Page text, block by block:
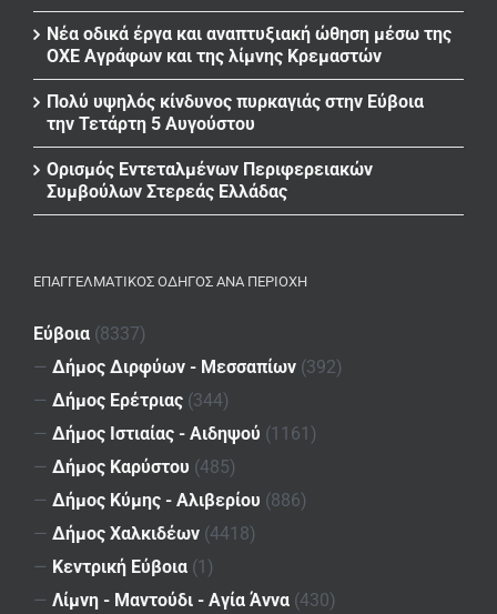
Νέα οδικά έργα και αναπτυξιακή ώθηση μέσω της
ΟΧΕ Αγράφων και της λίμνης Κρεμαστών
Πολύ υψηλός κίνδυνος πυρκαγιάς στην Εύβοια
την Τετάρτη 5 Αυγούστου
Ορισμός Εντεταλμένων Περιφερειακών
Συμβούλων Στερεάς Ελλάδας
ΕΠΑΓΓΕΛΜΑΤΙΚΌΣ ΟΔΗΓΌΣ ΑΝΆ ΠΕΡΙΟΧΉ
Εύβοια (8337)
— Δήμος Διρφύων - Μεσσαπίων (392)
— Δήμος Ερέτριας (344)
— Δήμος Ιστιαίας - Αιδηψού (1161)
— Δήμος Καρύστου (485)
— Δήμος Κύμης - Αλιβερίου (886)
— Δήμος Χαλκιδέων (4418)
— Κεντρική Εύβοια (1)
— Λίμνη - Μαντούδι - Αγία Άννα (430)